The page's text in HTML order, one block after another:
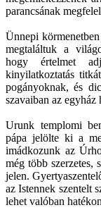
parancsának
Ünnepi
megtaláltuk a
hogy értelmet
kinyilatkoztatás
pogányoknak, és
szavaiban az egyház
Urunk templomi
pápa jelölte ki a
imádkozunk az
még több szerzetes,
jelen.
az Istennek szentelt
lehet valóban